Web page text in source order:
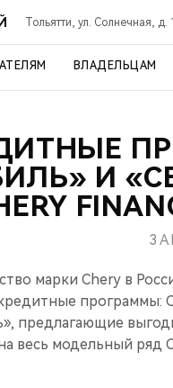
Тольятти, ул. Солнечная, д.
ВЛАДЕЛЬЦАМ
И
3
марки Chery в
программы:
предлагающие
весь модельный ряд